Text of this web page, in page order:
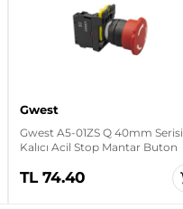
Gwest
Gwest A5-01ZS Q 40mm Serisi
Kalıcı Acil Stop Mantar Buton
TL 74.40